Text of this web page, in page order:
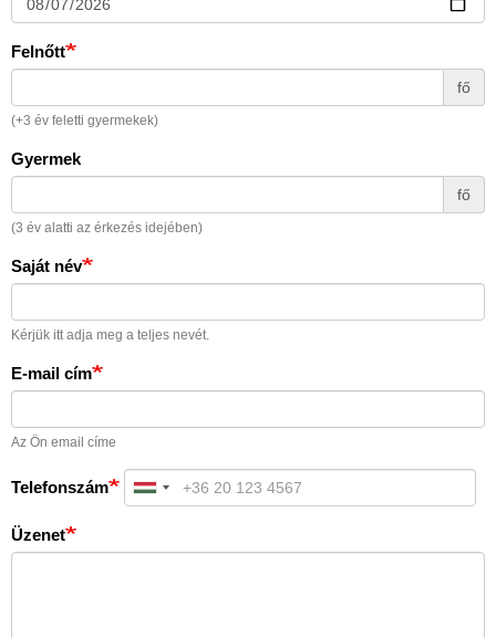
Felnőtt
fő
(+3 év feletti gyermekek)
Gyermek
fő
(3 év alatti az érkezés idejében)
Saját név
Kérjük itt adja meg a teljes nevét.
E-mail cím
Az Ön email címe
Telefonszám
Üzenet